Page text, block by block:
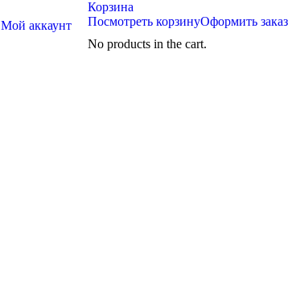
Мой аккаунт
Корзина
Посмотреть корзинуОформить заказ
No products in the cart.